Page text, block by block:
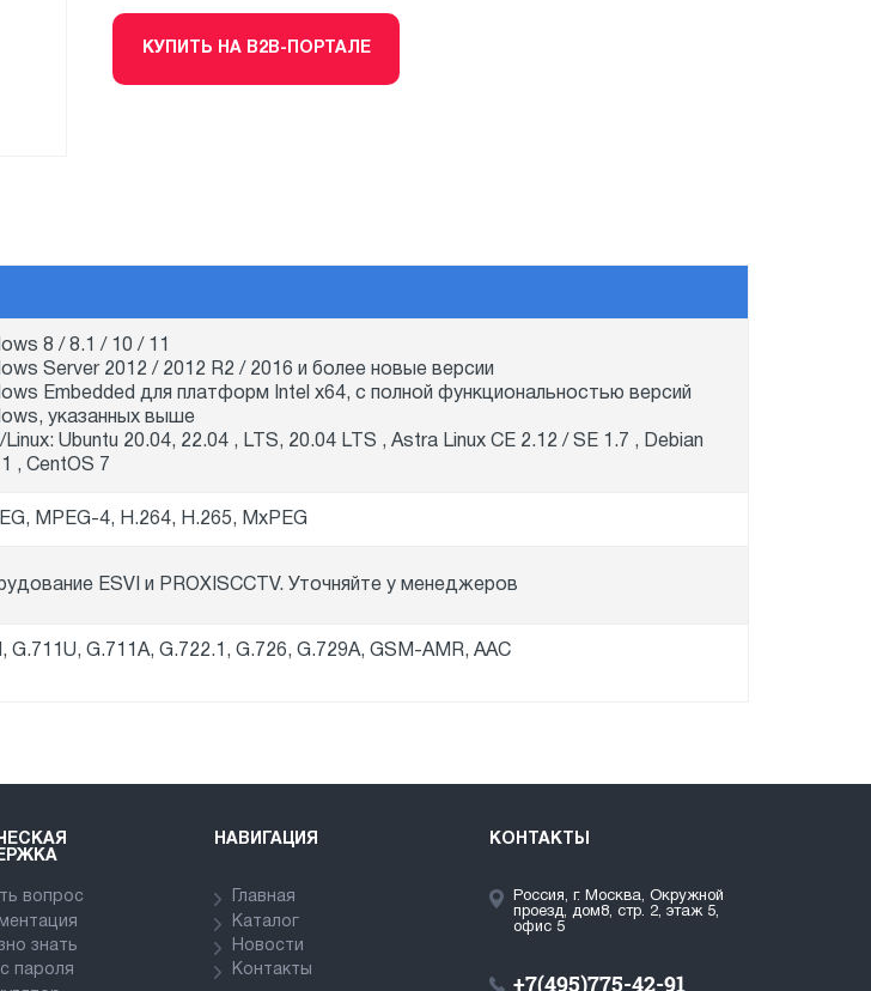
КУПИТЬ НА B2B-ПОРТАЛЕ
8 / 8.1 / 10 / 11
Server 2012 / 2012 R2 / 2016 и более новые версии
Embedded для платформ Intel x64, c полной функциональностью версий
указанных выше
Linux: Ubuntu 20.04, 22.04 , LTS, 20.04 LTS , Astra Linux CE 2.12 / SE 1.7 , Debian
, CentOS 7
MPEG-4, H.264, H.265, MxPEG
ESVI и PROXISCCTV. Уточняйте у менеджеров
G.711U, G.711A, G.722.1, G.726, G.729A, GSM-AMR, AAC
вопрос
знать
пароля
НАВИГАЦИЯ
Главная
Каталог
Новости
Контакты
КОНТАКТЫ
Россия, г. Москва, Окружной
проезд, дом8, стр. 2, этаж 5,
офис 5
+7(495)775-42-91